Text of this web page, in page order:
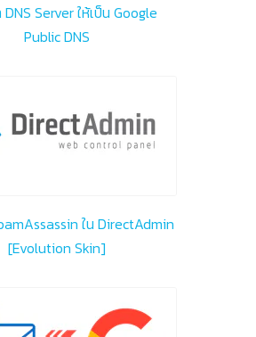
Server ให้เป็น Google
Public DNS
ใน DirectAdmin
[Evolution Skin]